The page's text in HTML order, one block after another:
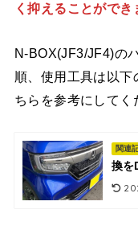
く抑えることができ
N-BOX(JF3/JF4)の
順、使用工具は以下
ちらを参考にしてく
関連
換を